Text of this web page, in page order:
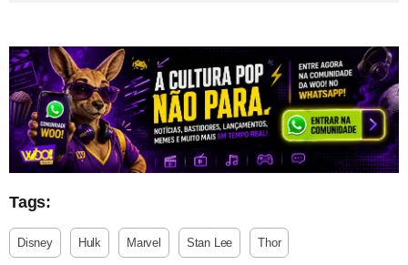
Tags:
Disney Hulk Marvel Stan Lee Thor